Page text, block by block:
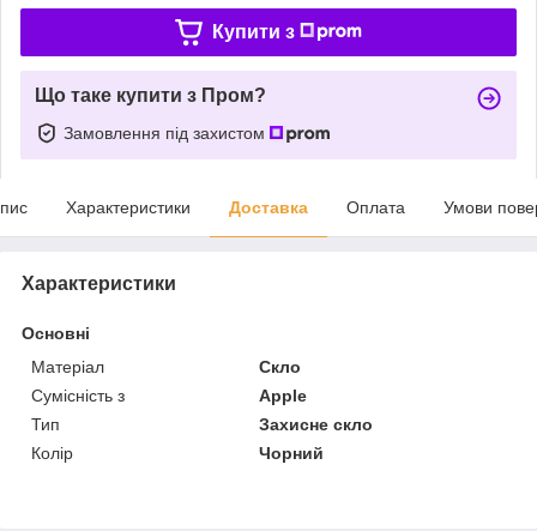
Купити з
Що таке купити з Пром?
Замовлення під захистом
Характеристики Доставка Оплата Умови
Характеристики
Основні
Матеріал
Скло
Сумісність з
Apple
Тип
Захисне скло
Колір
Чорний